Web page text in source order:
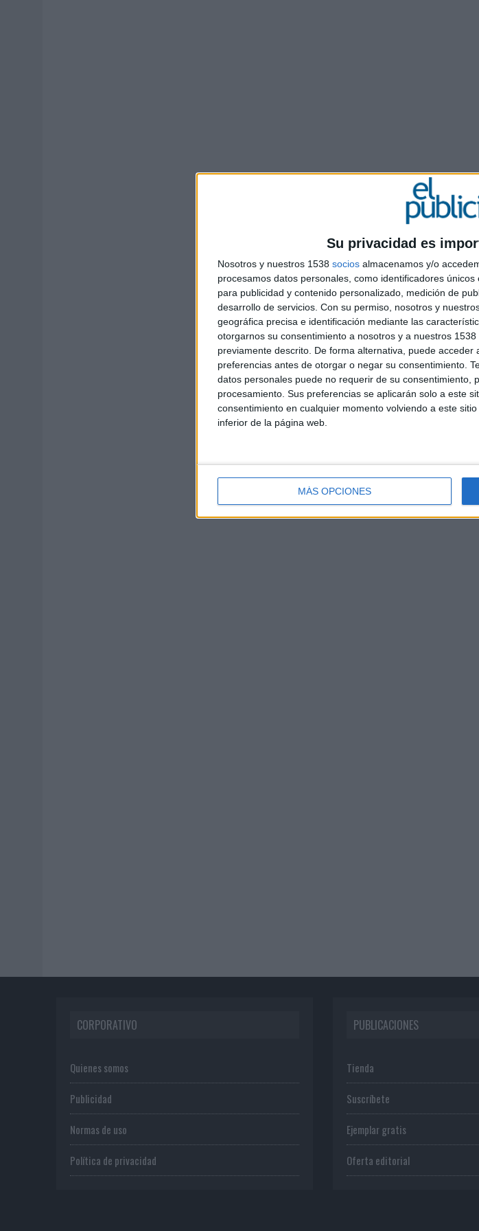
Su privacidad es
Nosotros y nuestros 1538 socios almacenamos y/o
procesamos datos personales, como identificadores
para publicidad y contenido personalizado, medición de
desarrollo de servicios. Con su permiso, nosotros y
geográfica precisa e identificación mediante las
otorgarnos su consentimiento a nosotros y a nuestros
previamente descrito. De forma alternativa, puede
preferencias antes de otorgar o negar su consentimiento.
datos personales puede no requerir de su consentimiento,
procesamiento. Sus preferencias se aplicarán solo a este
consentimiento en cualquier momento volviendo a este
inferior de la página web.
MÁS OPCIONES
CORPORATIVO
Quienes somos
Publicidad
Normas de uso
Política de privacidad
PUBLICACIONES
Tienda
Suscríbete
Ejemplar gratis
Oferta editorial